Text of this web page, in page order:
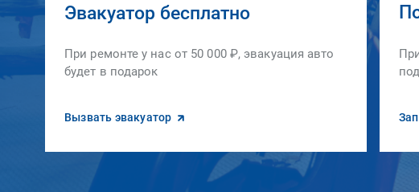
Эвакуатор бесплатно
При ремонте у нас от 50 000 ₽, эвакуация авто
будет в подарок
Вызвать эвакуатор